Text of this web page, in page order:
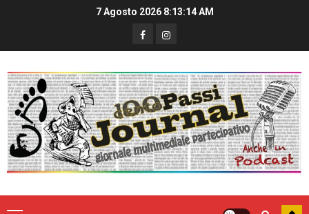
7 Agosto 2026 8:13:15 AM